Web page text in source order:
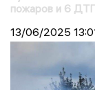
пожаров и 6
13/06/2025